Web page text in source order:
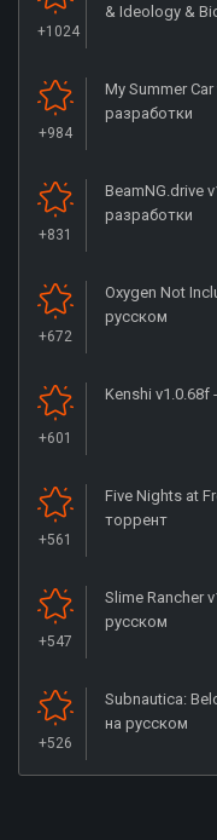
+1024
& Ideology &
+984
My Summer
разработки
+831
BeamNG.drive
разработки
+672
Oxygen Not
русском
+601
Kenshi v1.0.68f
+561
Five Nights at
торрент
+547
Slime Rancher
русском
+526
Subnautica:
на русском